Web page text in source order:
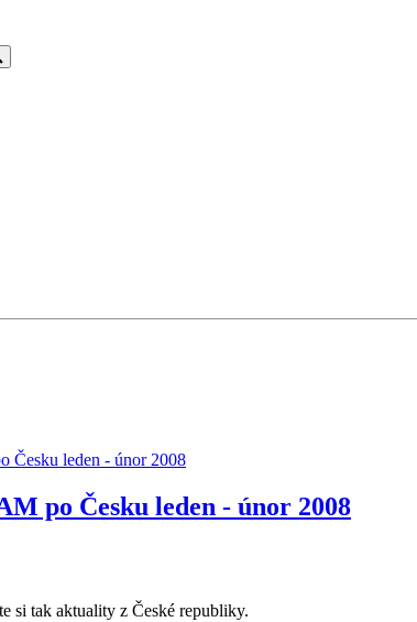
Česku leden - únor 2008
po Česku leden - únor 2008
si tak aktuality z České republiky.